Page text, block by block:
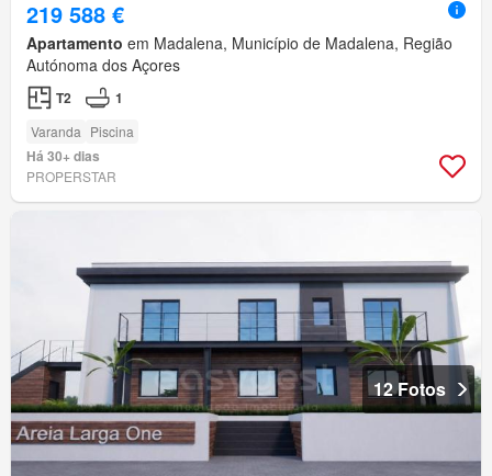
219 588 €
Apartamento em Madalena, Município de Madalena, Região
Autónoma dos Açores
T2 1
Varanda Piscina
Há 30+ dias
PROPERSTAR
12 Fotos